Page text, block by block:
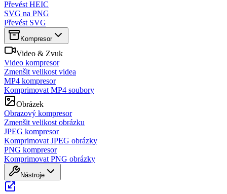
Převést HEIC
SVG na PNG
Převést SVG
Kompresor
Video & Zvuk
Video kompresor
Zmenšit velikost videa
MP4 kompresor
Komprimovat MP4 soubory
Obrázek
Obrazový kompresor
Zmenšit velikost obrázku
JPEG kompresor
Komprimovat JPEG obrázky
PNG kompresor
Komprimovat PNG obrázky
Nástroje